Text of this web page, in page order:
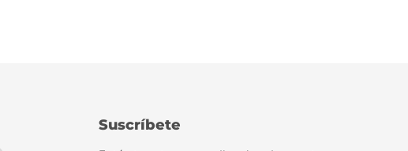
Suscríbete